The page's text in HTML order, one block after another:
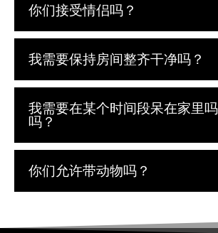
你们接受情侣吗？
我需要保持房间整齐干净吗？
我需要在某个时间段呆在家里
吗？
你们允许带动物吗？